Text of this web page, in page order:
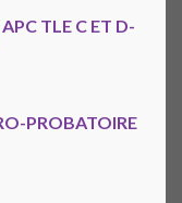
TLE C ET D-
PROBATOIRE